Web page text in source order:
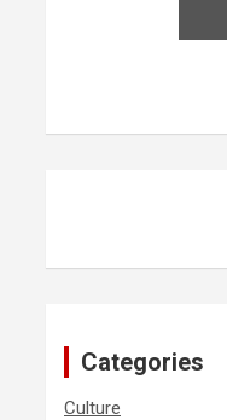
Categories
Culture